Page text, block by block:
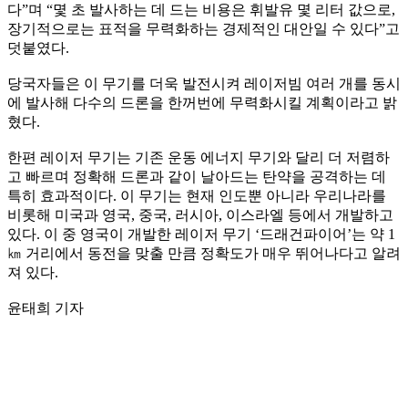
다”며 “몇 초 발사하는 데 드는 비용은 휘발유 몇 리터 값으로,
장기적으로는 표적을 무력화하는 경제적인 대안일 수 있다”고
덧붙였다.
당국자들은 이 무기를 더욱 발전시켜 레이저빔 여러 개를 동시
에 발사해 다수의 드론을 한꺼번에 무력화시킬 계획이라고 밝
혔다.
한편 레이저 무기는 기존 운동 에너지 무기와 달리 더 저렴하
고 빠르며 정확해 드론과 같이 날아드는 탄약을 공격하는 데
특히 효과적이다. 이 무기는 현재 인도뿐 아니라 우리나라를
비롯해 미국과 영국, 중국, 러시아, 이스라엘 등에서 개발하고
있다. 이 중 영국이 개발한 레이저 무기 ‘드래건파이어’는 약 1
㎞ 거리에서 동전을 맞출 만큼 정확도가 매우 뛰어나다고 알려
져 있다.
윤태희 기자